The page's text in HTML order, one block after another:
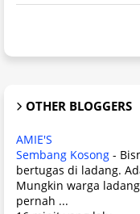
OTHER BLOGGERS
AMIE'S
Sembang Kosong -
bertugas di ladang.
Mungkin warga
pernah ...